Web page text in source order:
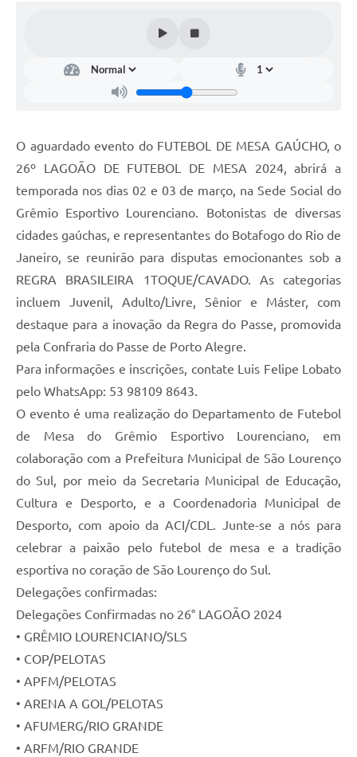
O aguardado evento do FUTEBOL DE MESA GAÚCHO, o
26º LAGOÃO DE FUTEBOL DE MESA 2024, abrirá a
temporada nos dias 02 e 03 de março, na Sede Social do
Grêmio Esportivo Lourenciano. Botonistas de diversas
cidades gaúchas, e representantes do Botafogo do Rio de
Janeiro, se reunirão para disputas emocionantes sob a
REGRA BRASILEIRA 1TOQUE/CAVADO. As categorias
incluem Juvenil, Adulto/Livre, Sênior e Máster, com
destaque para a inovação da Regra do Passe, promovida
pela Confraria do Passe de Porto Alegre.
Para informações e inscrições, contate Luis Felipe Lobato
pelo WhatsApp: 53 98109 8643.
O evento é uma realização do Departamento de Futebol
de Mesa do Grêmio Esportivo Lourenciano, em
colaboração com a Prefeitura Municipal de São Lourenço
do Sul, por meio da Secretaria Municipal de Educação,
Cultura e Desporto, e a Coordenadoria Municipal de
Desporto, com apoio da ACI/CDL. Junte-se a nós para
celebrar a paixão pelo futebol de mesa e a tradição
esportiva no coração de São Lourenço do Sul.
Delegações confirmadas:
Delegações Confirmadas no 26° LAGOÃO 2024
• GRÊMIO LOURENCIANO/SLS
• COP/PELOTAS
• APFM/PELOTAS
• ARENA A GOL/PELOTAS
• AFUMERG/RIO GRANDE
• ARFM/RIO GRANDE